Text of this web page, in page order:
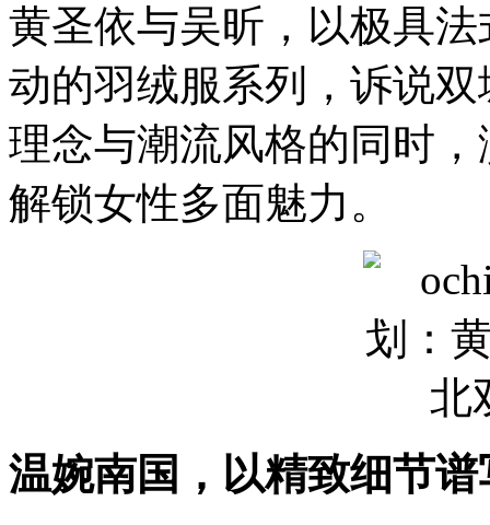
因
此
育
出
各
自
特
的
日，
是
裹
黄圣依与吴昕，以极具
动的羽绒服系列，诉说
理念与潮流风格的同时
解锁女性多面魅力。
温婉南国，以精致细节